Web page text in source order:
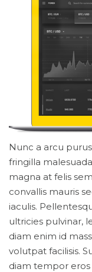
Nunc a arcu
fringilla
magna at felis
convallis mauris
iaculis.
ultricies pulvinar,
diam enim id
volutpat facilisis.
diam tempor eros